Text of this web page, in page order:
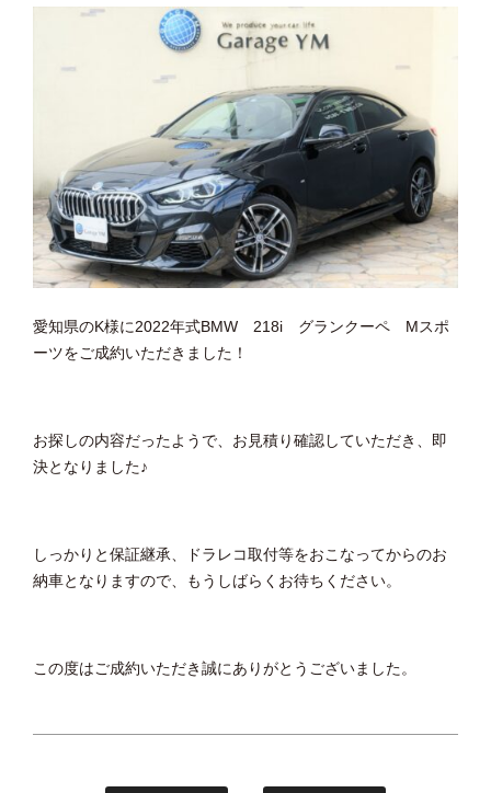
愛知県のK様に2022年式BMW 218i グランクーペ Mスポ
ーツをご成約いただきました！
お探しの内容だったようで、お見積り確認していただき、即
決となりました♪
しっかりと保証継承、ドラレコ取付等をおこなってからのお
納車となりますので、もうしばらくお待ちください。
この度はご成約いただき誠にありがとうございました。